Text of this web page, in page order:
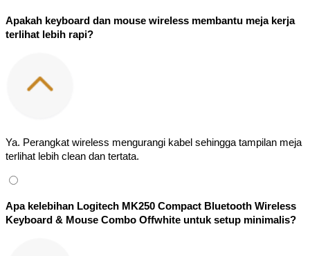
Apakah keyboard dan mouse wireless membantu meja kerja
terlihat lebih rapi?
Ya. Perangkat wireless mengurangi kabel sehingga tampilan meja
terlihat lebih clean dan tertata.
Apa kelebihan Logitech MK250 Compact Bluetooth Wireless
Keyboard & Mouse Combo Offwhite untuk setup minimalis?